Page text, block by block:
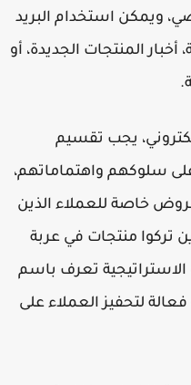
استخدام البريد
المنتجات الجديدة، أو
يجب تقسيم
سلوكهم واهتماماتهم،
خاصة للعملاء الذين
منتجات في عربة
تعرف باسم
لتحفيز العملاء على